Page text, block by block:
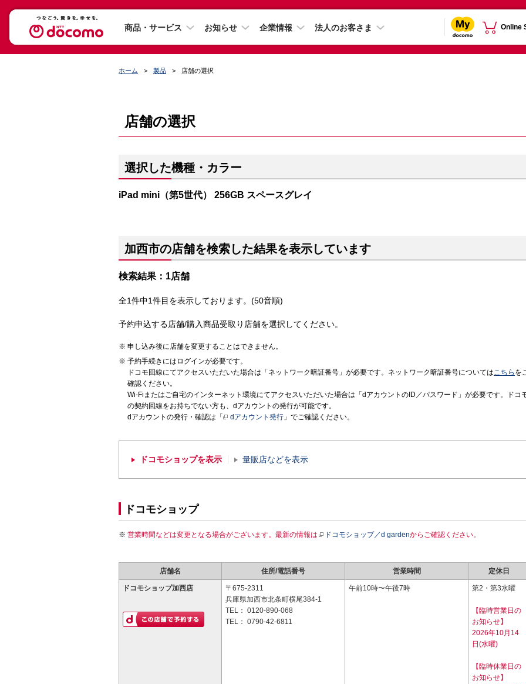
商品・サービス お知らせ 企業情報 法人のお客さま Online
ホーム 製品 店舗の選択
店舗の選択
選択した機種・カラー
iPad mini（第5世代） 256GB スペースグレイ
加西市の店舗を検索した結果を表示しています
検索結果：1店舗
全1件中1件目を表示しております。(50音順)
予約申込する店舗/購入商品受取り店舗を選択してください。
申し込み後に店舗を変更することはできません。
予約手続きにはログインが必要です。
ドコモ回線にてアクセスいただいた場合は「ネットワーク暗証番号」が必要です。ネットワーク暗証番号についてはこちら を
確認ください。
Wi-Fiまたはご自宅のインターネット環境にてアクセスいただいた場合は「dアカウントのID／パスワード」が必要です。ドコ
の契約回線をお持ちでない方も、dアカウントの発行が可能です。
dアカウントの発行・確認は「
dアカウント発行 」でご確認ください。
ドコモショップを表示 量販店などを表示
ドコモショップ
営業時間などは変更となる場合がございます。最新の情報は ドコモショップ／d gardenからご確認ください。
店舗名 住所/電話番号 営業時間 定休日
ドコモショップ加西店
〒675-2311
兵庫県加西市北条町横尾384-1
TEL： 0120-890-068
TEL： 0790-42-6811
午前10時〜午後7時 第2・第3水曜
【臨時営業日の
お知らせ】
2026年10月14
日(水曜)
【臨時休業日の
お知らせ】